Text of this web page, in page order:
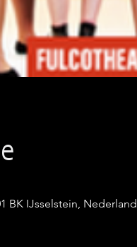
BK IJsselstein, Nederland